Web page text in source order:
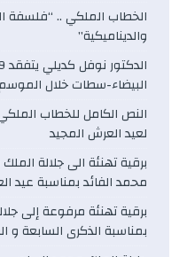
الخطاب الملكي .. “فلسفة
والديناميكية”
البيضاء-سطات خلال الموسم
لعيد العرش المجيد
برقية تهنئة الى جلالة
محمد الفائد بمناسبة عيد
برقية تهنئة مرفوعة إلى
بمناسبة الذكرى السابعة و